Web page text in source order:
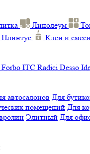
Линолеум
Плинтус
Клеи и
Forbo ITC Radici Desso
автосалонов Для
помещений Для
Элитный Для